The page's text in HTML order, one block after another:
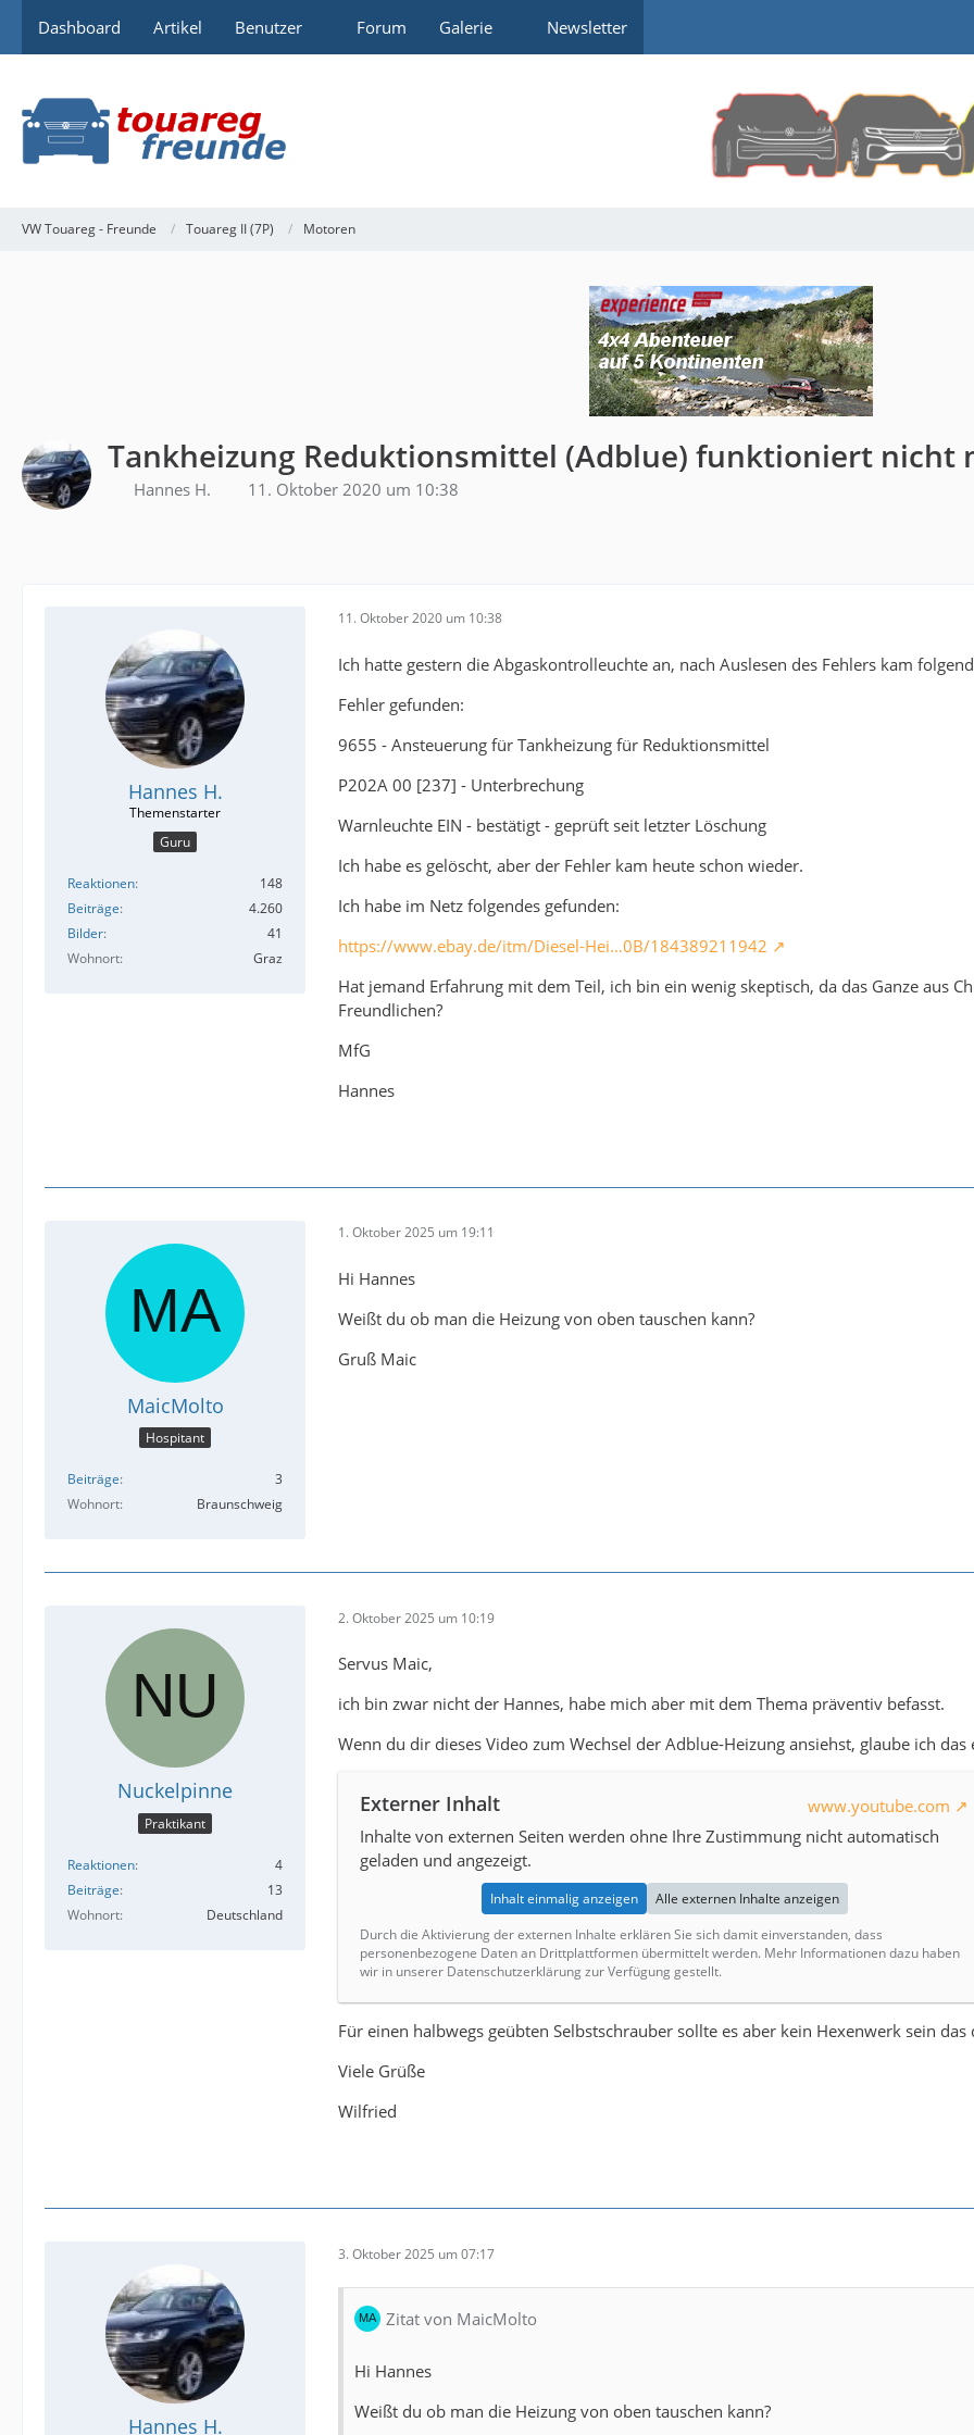
Dashboard Artikel Benutzer Forum Galerie Newsletter
VW Touareg - Freunde Touareg II (7P) Motoren
Tankheizung Reduktionsmittel (Adblue) funktioniert nicht
Hannes H. 11. Oktober 2020 um 10:38
Hannes H.
Guru
Reaktionen
148
Beiträge
4.260
Bilder
41
Wohnort
Graz
11. Oktober 2020 um 10:38
Ich hatte gestern die Abgaskontrolleuchte an, nach Auslesen des Fehlers kam
Fehler gefunden:
9655 - Ansteuerung für Tankheizung für Reduktionsmittel
P202A 00 [237] - Unterbrechung
Warnleuchte EIN - bestätigt - geprüft seit letzter Löschung
Ich habe es gelöscht, aber der Fehler kam heute schon wieder.
Ich habe im Netz folgendes gefunden:
https://www.ebay.de/itm/Diesel-Hei…0B/184389211942
Hat jemand Erfahrung mit dem Teil, ich bin ein wenig skeptisch, da das Ganze aus
Freundlichen?
MfG
Hannes
MaicMolto
Hospitant
Beiträge
3
Wohnort
Braunschweig
1. Oktober 2025 um 19:11
Hi Hannes
Weißt du ob man die Heizung von oben tauschen kann?
Gruß Maic
Nuckelpinne
Praktikant
Reaktionen
4
Beiträge
13
Wohnort
Deutschland
2. Oktober 2025 um 10:19
Servus Maic,
ich bin zwar nicht der Hannes, habe mich aber mit dem Thema präventiv befasst.
Wenn du dir dieses Video zum Wechsel der Adblue-Heizung ansiehst, glaube ich
Externer Inhalt
www.youtube.com
Inhalte von externen Seiten werden ohne Ihre Zustimmung nicht automatisch
geladen und angezeigt.
Inhalt einmalig anzeigen
Alle externen Inhalte anzeigen
Durch die Aktivierung der externen Inhalte erklären Sie sich damit einverstanden, dass
personenbezogene Daten an Drittplattformen übermittelt werden. Mehr Informationen dazu haben
wir in unserer Datenschutzerklärung zur Verfügung gestellt.
Für einen halbwegs geübten Selbstschrauber sollte es aber kein Hexenwerk sein
Viele Grüße
Wilfried
Hannes H.
3. Oktober 2025 um 07:17
Zitat von MaicMolto
Hi Hannes
Weißt du ob man die Heizung von oben tauschen kann?